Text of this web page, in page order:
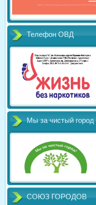
Телефон ОВД
Мы за чистый город
СОЮЗ ГОРОДОВ